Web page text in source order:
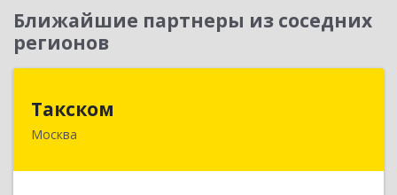
Ближайшие партнеры из соседних
регионов
Такском
Москва119034, Москва г, Барыковский пер, дом №